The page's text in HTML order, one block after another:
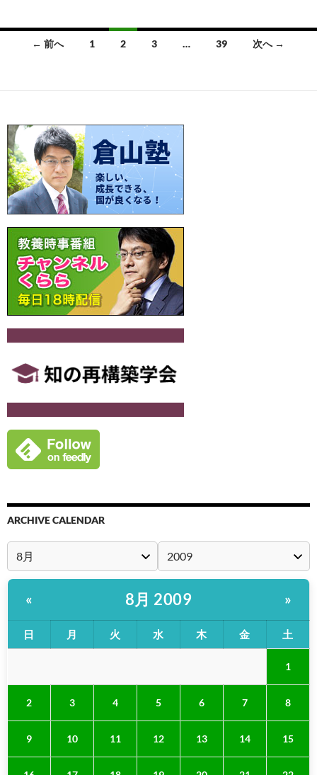
b es
y
n
ナ
ゲ
ー
シ
ョ
ン
← 前へ 1 2 3 … 39 次へ →
ARCHIVE CALENDAR
« 8月 2009 »
日 月 火 水 木 金 土
1
2 3 4 5 6 7 8
9 10 11 12 13 14 15